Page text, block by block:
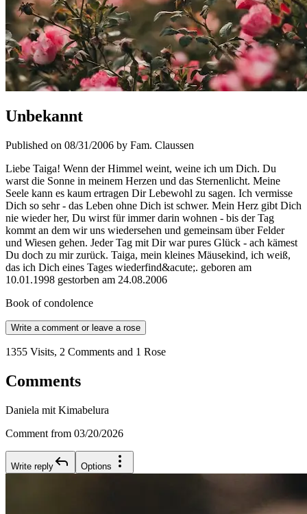
Unbekannt
Published on 08/31/2006 by Fam. Claussen
Liebe Taiga! Wenn der Himmel weint, weine ich um Dich. Du
warst die Sonne in meinem Herzen und das Sternenlicht. Meine
Seele kann es kaum ertragen Dir Lebewohl zu sagen. Ich vermisse
Dich so sehr - das Leben ohne Dich ist schwer. Mein Herz gibt Dich
nie wieder her, Du wirst für immer darin wohnen - bis der Tag
kommt an dem wir uns wiedersehen und gemeinsam über Felder
und Wiesen gehen. Jeder Tag mit Dir war pures Glück - ach kämest
Du doch zu mir zurück. Taiga, mein kleines Mäusekind, ich weiß,
das ich Dich eines Tages wiederfind&acute;. geboren am
10.01.1998 gestorben am 24.08.2006
Book of condolence
Write a comment or leave a rose
1355 Visits, 2 Comments and 1 Rose
Comments
Daniela mit Kimabelura
Comment from 03/20/2026
Write reply Options